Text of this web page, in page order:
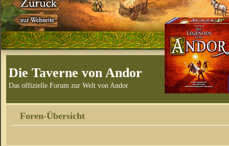
Die Taverne von Andor
Das offizielle Forum zur Welt von Andor
Foren-Übersicht